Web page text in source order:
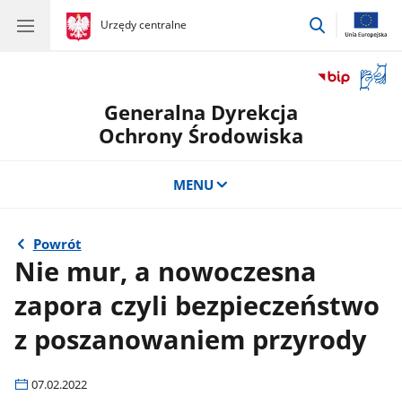
gov.pl
Urzędy centralne
gov.pl
Urzędy
przejdź
okno
Generalna Dyrekcja
Ochrony Środowiska
MENU
Powrót
Nie mur, a nowoczesna
zapora czyli bezpieczeństwo
z poszanowaniem przyrody
07.02.2022